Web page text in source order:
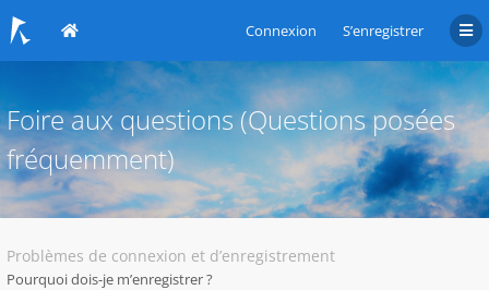
Connexion S’enregistrer
Foire aux questions (Questions posées
fréquemment)
Problèmes de connexion et d’enregistrement
Pourquoi dois-je m’enregistrer ?